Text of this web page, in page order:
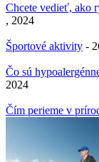
Chcete vedieť, ako
, 2024
Športové aktivity -
Čo sú
2024
Čím perieme v